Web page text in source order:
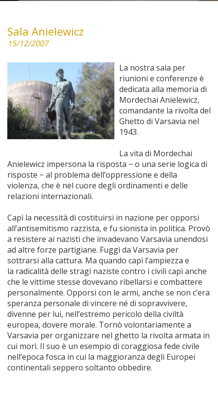
Sala Anielewicz
15/12/2007
La nostra sala per
riunioni e conferenze è
dedicata alla memoria di
Mordechai Anielewicz,
comandante la rivolta del
Ghetto di Varsavia nel
1943.
La vita di Mordechai
Anielewicz impersona la risposta − o una serie logica di
risposte − al problema dell’oppressione e della
violenza, che è nel cuore degli ordinamenti e delle
relazioni internazionali.
Capì la necessità di costituirsi in nazione per opporsi
all’antisemitismo razzista, e fu sionista in politica. Provò
a resistere ai nazisti che invadevano Varsavia unendosi
ad altre forze partigiane. Fuggì da Varsavia per
sottrarsi alla cattura. Ma quando capì l’ampiezza e
la radicalità delle stragi naziste contro i civili capì anche
che le vittime stesse dovevano ribellarsi e combattere
personalmente. Opporsi con le armi, anche se non c’era
speranza personale di vincere né di sopravvivere,
divenne per lui, nell’estremo pericolo della civiltà
europea, dovere morale. Tornò volontariamente a
Varsavia per organizzare nel ghetto la rivolta armata in
cui morì. Il suo è un esempio di coraggiosa fede civile
nell’epoca fosca in cui la maggioranza degli Europei
continentali seppero soltanto obbedire.